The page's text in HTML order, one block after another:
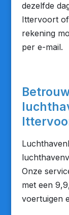
dezelfde
Ittervoort
rekening
per e-mail.
Onze
met een
voertuigen